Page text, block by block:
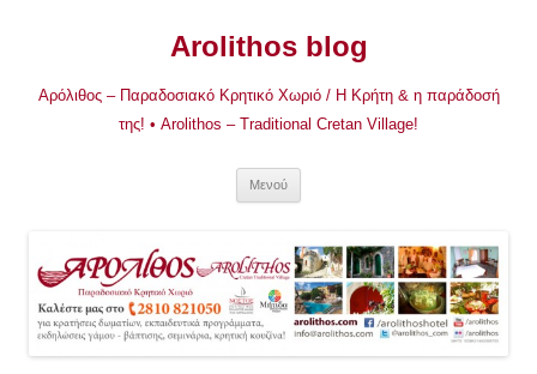
Arolithos blog
Αρόλιθος – Παραδοσιακό Κρητικό Χωριό / Η Κρήτη & η παράδοσή
της! • Arolithos – Traditional Cretan Village!
Μενού